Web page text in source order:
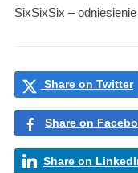
SixSixSix –
Share on Twitter
Share on
Share on